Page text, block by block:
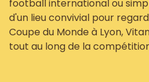
football international ou
d'un lieu convivial pour
Coupe du Monde à Lyon,
tout au long de la